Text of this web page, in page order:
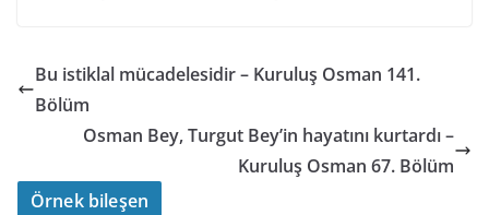
Bu istiklal mücadelesidir – Kuruluş Osman 141.
Bölüm
Osman Bey, Turgut Bey’in hayatını kurtardı –
Kuruluş Osman 67. Bölüm
Örnek bileşen